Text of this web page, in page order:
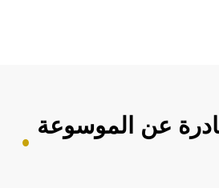
عن الموسوعة